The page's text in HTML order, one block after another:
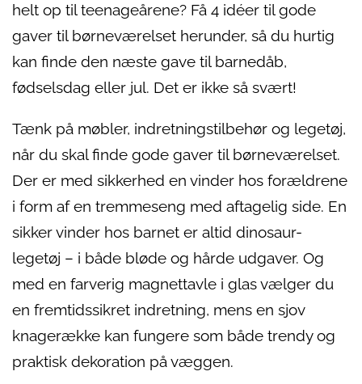
helt op til teenageårene? Få 4 idéer til gode
gaver til børneværelset herunder, så du hurtig
kan finde den næste gave til barnedåb,
fødselsdag eller jul. Det er ikke så svært!
Tænk på møbler, indretningstilbehør og legetøj,
når du skal finde gode gaver til børneværelset.
Der er med sikkerhed en vinder hos forældrene
i form af en tremmeseng med aftagelig side. En
sikker vinder hos barnet er altid dinosaur-
legetøj – i både bløde og hårde udgaver. Og
med en farverig magnettavle i glas vælger du
en fremtidssikret indretning, mens en sjov
knagerække kan fungere som både trendy og
praktisk dekoration på væggen.